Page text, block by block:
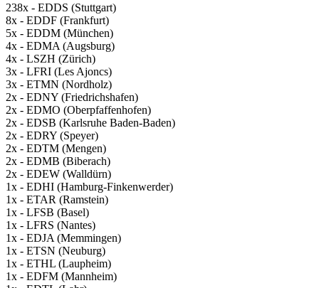
238x - EDDS (Stuttgart)
8x - EDDF (Frankfurt)
5x - EDDM (München)
4x - EDMA (Augsburg)
4x - LSZH (Zürich)
3x - LFRI (Les Ajoncs)
3x - ETMN (Nordholz)
2x - EDNY (Friedrichshafen)
2x - EDMO (Oberpfaffenhofen)
2x - EDSB (Karlsruhe Baden-Baden)
2x - EDRY (Speyer)
2x - EDTM (Mengen)
2x - EDMB (Biberach)
2x - EDEW (Walldürn)
1x - EDHI (Hamburg-Finkenwerder)
1x - ETAR (Ramstein)
1x - LFSB (Basel)
1x - LFRS (Nantes)
1x - EDJA (Memmingen)
1x - ETSN (Neuburg)
1x - ETHL (Laupheim)
1x - EDFM (Mannheim)